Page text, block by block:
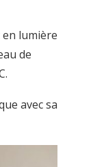
lumière
de
avec sa